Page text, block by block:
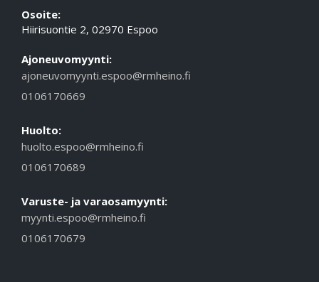
Osoite:
Hiirisuontie 2, 02970 Espoo
Ajoneuvomyynti:
ajoneuvomyynti.espoo@rmheino.fi
0106170669
Huolto:
huolto.espoo@rmheino.fi
0106170689
Varuste- ja varaosamyynti:
myynti.espoo@rmheino.fi
0106170679